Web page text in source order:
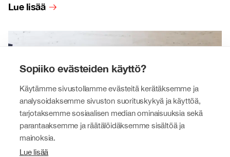
Sopiiko evästeiden käyttö?
Käytämme sivustollamme evästeitä kerätäksemme ja
analysoidaksemme sivuston suorituskykyä ja käyttöä,
tarjotaksemme sosiaalisen median ominaisuuksia sekä
parantaaksemme ja räätälöidäksemme sisältöä ja
mainoksia.
Lue lisää
Lue lisää